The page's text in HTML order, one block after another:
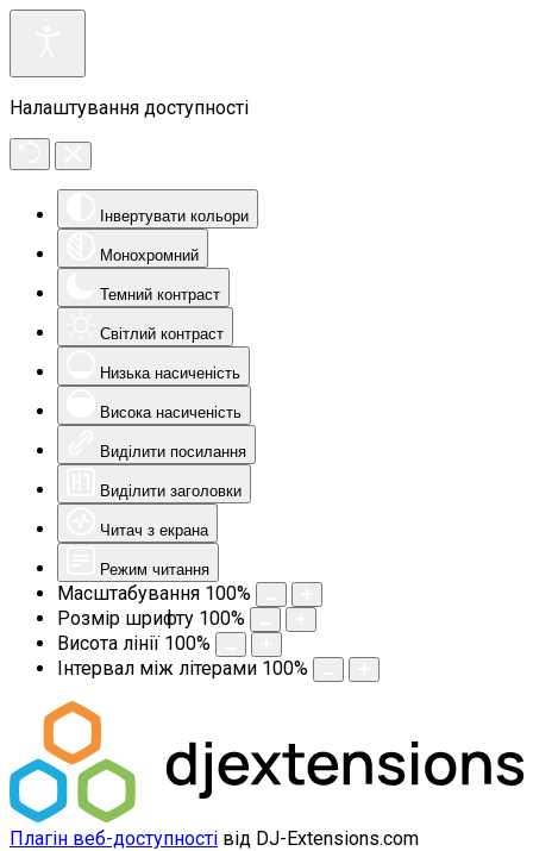
Налаштування доступності
Інвертувати кольори
Монохромний
Темний контраст
Світлий контраст
Низька насиченість
Висока насиченість
Виділити посилання
Виділити заголовки
Читач з екрана
Режим читання
Масштабування 100%
Розмір шрифту 100%
Висота лінії 100%
Інтервал між літерами 100%
Плагін веб-доступності від DJ-Extensions.com